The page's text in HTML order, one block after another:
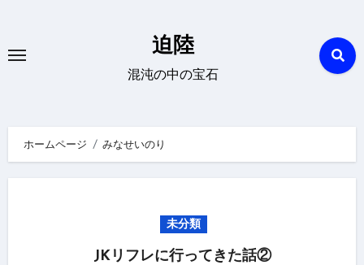
を
迫陸
混沌の中の宝石
ホームページ みなせいのり
未分類
JKリフレに行ってきた話②